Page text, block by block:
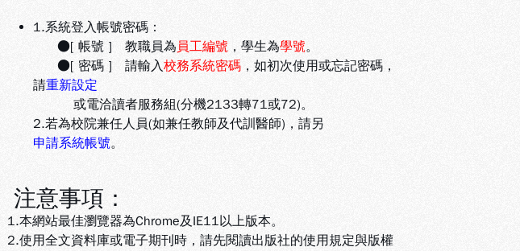
1.系統登入帳號密碼：
●[ 帳號 ] 教職員為員工編號 ，學生為學號。
●[ 密碼 ] 請輸入校務系統密碼 ，如初次使用或忘記密碼，
請重新設定
或電洽讀者服務組(分機2133轉71或72)。
2.若為校院兼任人員(如兼任教師及代訓醫師)，請另
申請系統帳號。
注意事項：
1.本網站最佳瀏覽器為Chrome及IE11以上版本。
2.使用全文資料庫或電子期刊時，請先閱讀出版社的使用規定與版權